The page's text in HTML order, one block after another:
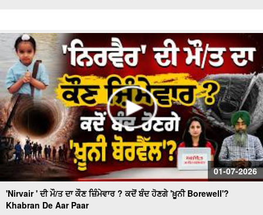
01-07-2026
'Nirvair ' ਦੀ ਮੌ/ਤ ਦਾ ਕੌਣ ਜ਼ਿੰਮੇਵਾਰ ? ਕਦੋਂ ਬੰਦ ਹੋਣਗੇ 'ਖ਼ੂਨੀ Borewell'?
Khabran De Aar Paar